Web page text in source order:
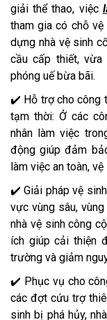
giải thể thao, việc
tham gia có chỗ
dựng nhà vệ sinh
cầu cấp thiết, vừa
phóng uế bừa bãi.
✔️ Hỗ trợ cho công
tạm thời: Ở các
nhân làm việc
động giúp đảm
làm việc an toàn, vệ
✔️ Giải pháp vệ
vực vùng sâu,
nhà vệ sinh công
ích giúp cải thiện
trường và giảm
✔️ Phục vụ cho
các đợt cứu trợ
sinh bị phá hủy,